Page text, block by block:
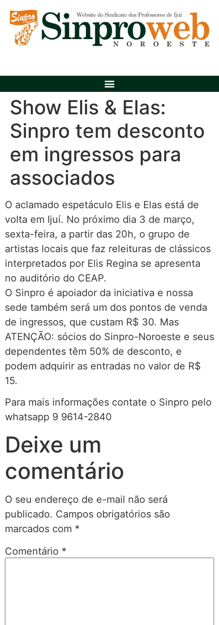
Show Elis & Elas:
Sinpro tem desconto
em ingressos para
associados
O aclamado espetáculo Elis e Elas está de
volta em Ijuí. No próximo dia 3 de março,
sexta-feira, a partir das 20h, o grupo de
artistas locais que faz releituras de clássicos
interpretados por Elis Regina se apresenta
no auditório do CEAP.
O Sinpro é apoiador da iniciativa e nossa
sede também será um dos pontos de venda
de ingressos, que custam R$ 30. Mas
ATENÇÃO: sócios do Sinpro-Noroeste e seus
dependentes têm 50% de desconto, e
podem adquirir as entradas no valor de R$
15.
Para mais informações contate o Sinpro pelo
whatsapp 9 9614-2840
Deixe um
comentário
O seu endereço de e-mail não será
publicado. Campos obrigatórios são
marcados com *
Comentário *